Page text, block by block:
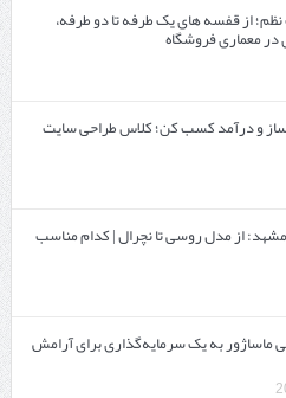
از قفسه ‌های یک‌ طرفه تا دو طرفه،
معماری فروشگاه
و درآمد کسب کن؛ کلاس طراحی سایت
از مدل روسی تا نچرال | کدام مناسب
ماساژور به یک سرمایه‌گذاری برای آرامش